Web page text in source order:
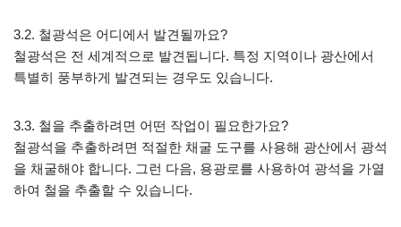
3.2. 철광석은 어디에서 발견될까요?
철광석은 전 세계적으로 발견됩니다. 특정 지역이나 광산에서
특별히 풍부하게 발견되는 경우도 있습니다.
3.3. 철을 추출하려면 어떤 작업이 필요한가요?
철광석을 추출하려면 적절한 채굴 도구를 사용해 광산에서 광석
을 채굴해야 합니다. 그런 다음, 용광로를 사용하여 광석을 가열
하여 철을 추출할 수 있습니다.